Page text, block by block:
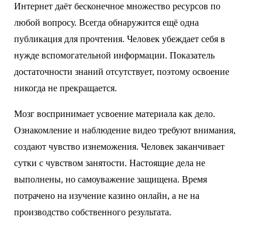
Интернет даёт бесконечное множество ресурсов по
любой вопросу. Всегда обнаружится ещё одна
публикация для прочтения. Человек убеждает себя в
нужде вспомогательной информации. Показатель
достаточности знаний отсутствует, поэтому освоение
никогда не прекращается.
Мозг воспринимает усвоение материала как дело.
Ознакомление и наблюдение видео требуют внимания,
создают чувство изнеможения. Человек заканчивает
сутки с чувством занятости. Настоящие дела не
выполнены, но самоуважение защищена. Время
потрачено на изучение казино онлайн, а не на
производство собственного результата.